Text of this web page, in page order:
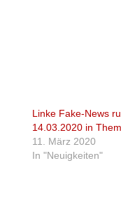
Linke Fake-News
14.03.2020 in
11. März 2020
In "Neuigkeiten"